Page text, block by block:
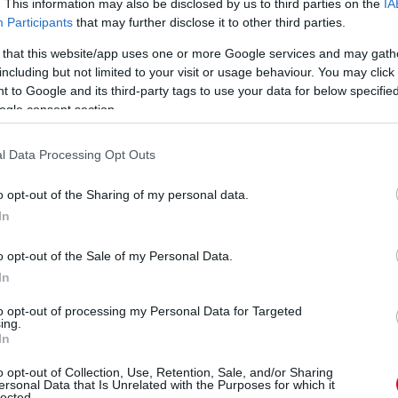
This information may also be disclosed by us to third parties on the
Participants that may further disclose it to other third parties.
that this website/app uses one or more Google services and may
but not limited to your visit or usage behaviour. You may
to Google and its third-party tags to use your data for below
consent section.
Data Processing Opt Outs
opt-out of the Sharing of my personal data.
opt-out of the Sale of my Personal Data.
opt-out of processing my Personal Data for Targeted
opt-out of Collection, Use, Retention, Sale, and/or Sharing
Data that Is Unrelated with the Purposes for which it
a
a csapat ötödik Európa-
bajnoki címét hozta a
2025-ös szezon – a
Révész Racing
ügyvezetőjével, Révész
a történelmi sikerekről,
jövőbeli tervekről.
A Mercedes
Lewis Hamilton
interjúnk második része.